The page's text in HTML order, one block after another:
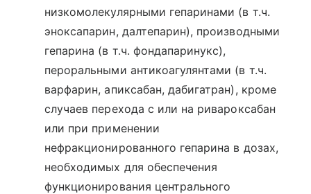
низкомолекулярными гепаринами (в т.ч.
эноксапарин, далтепарин), производными
гепарина (в т.ч. фондапаринукс),
пероральными антикоагулянтами (в т.ч.
варфарин, апиксабан, дабигатран), кроме
случаев перехода с или на ривароксабан
или при применении
нефракционированного гепарина в дозах,
необходимых для обеспечения
функционирования центрального